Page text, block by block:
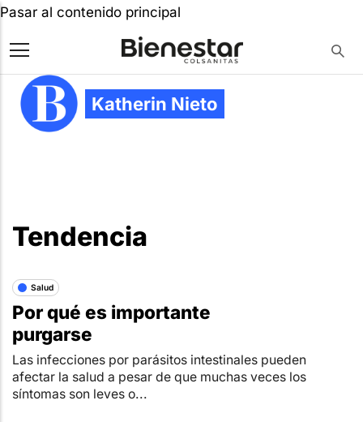
Pasar al contenido principal
Katherin Nieto
Tendencia
Salud
Por qué es importante
purgarse
Las infecciones por parásitos intestinales pueden
afectar la salud a pesar de que muchas veces los
síntomas son leves o...